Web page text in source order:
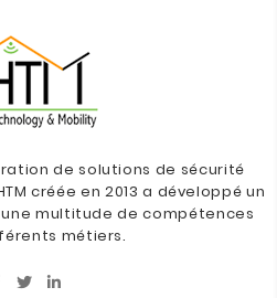
de solutions de sécurité
créée en 2013 a développé un
multitude de compétences
métiers.